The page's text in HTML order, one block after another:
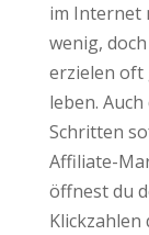
im Internet
wenig,
erzielen oft
leben.
Schritten
Affiliate-
öffnest du
Klickzahlen